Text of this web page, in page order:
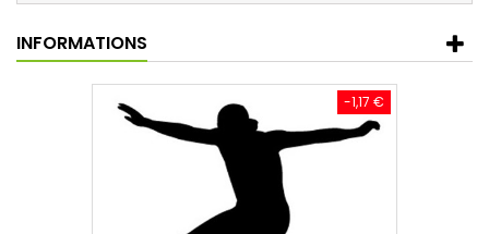
INFORMATIONS
-1,17 €